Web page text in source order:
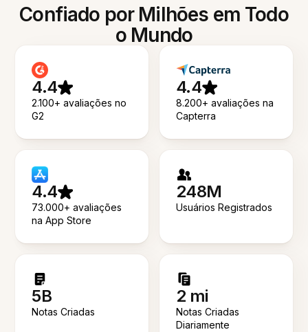
Confiado por Milhões em Todo
o Mundo
4.4
2.100+ avaliações no
G2
4.4
8.200+ avaliações na
Capterra
4.4
73.000+ avaliações
na App Store
248M
Usuários Registrados
5B
Notas Criadas
2 mi
Notas Criadas
Diariamente